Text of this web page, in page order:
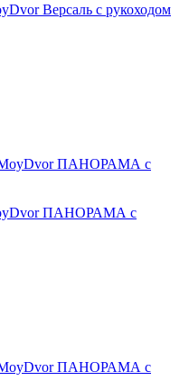
Версаль с рукоходом
ПАНОРАМА с